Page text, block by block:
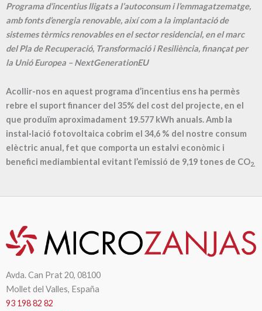
Programa d’incentius lligats a l’autoconsum i l’emmagatzematge,
amb fonts d’energia renovable, així com a la implantació de
sistemes tèrmics renovables en el sector residencial, en el marc
del Pla de Recuperació, Transformació i Resiliència, finançat per
la Unió Europea – NextGenerationEU
Acollir-nos en aquest programa d’incentius ens ha permès
rebre el suport financer del 35% del cost del projecte, en el
que produïm aproximadament 19.577 kWh anuals. Amb la
instal·lació fotovoltaica cobrim el 34,6 % del nostre consum
elèctric anual, fet que comporta un estalvi econòmic i
benefici mediambiental evitant l’emissió de 9,19 tones de CO2.
Avda. Can Prat 20, 08100
Mollet del Valles, España
93 198 82 82